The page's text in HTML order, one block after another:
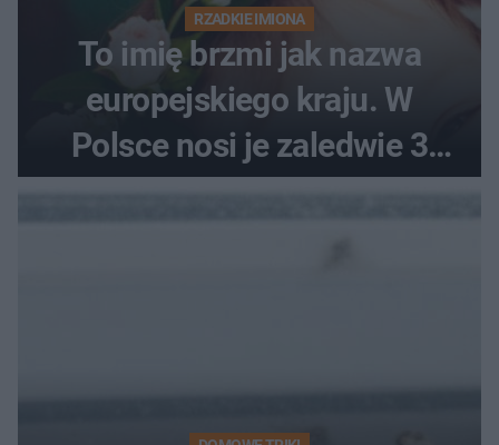
RZADKIE IMIONA
To imię brzmi jak nazwa
europejskiego kraju. W
Polsce nosi je zaledwie 3